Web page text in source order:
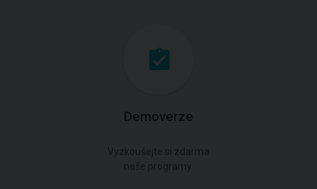
Demoverze